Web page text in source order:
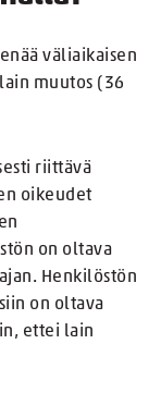
väliaikaisen
muutos (36
riittävä
oikeudet
on oltava
Henkilöstön
on oltava
ettei lain